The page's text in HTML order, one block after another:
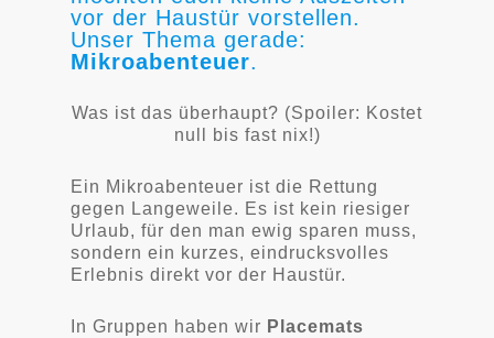
vor der Haustür vorstellen.
Unser Thema gerade:
Mikroabenteuer.
Was ist das überhaupt? (Spoiler: Kostet
null bis fast nix!)
Ein Mikroabenteuer ist die Rettung
gegen Langeweile. Es ist kein riesiger
Urlaub, für den man ewig sparen muss,
sondern ein kurzes, eindrucksvolles
Erlebnis direkt vor der Haustür.
In Gruppen haben wir Placemats